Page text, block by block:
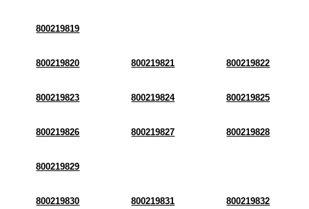
800219819
800219820 800219821 800219822
800219823 800219824 800219825
800219826 800219827 800219828
800219829
800219830 800219831 800219832